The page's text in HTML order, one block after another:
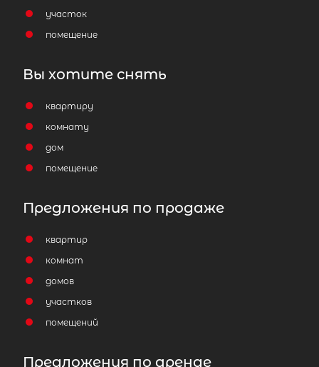
участок
помещение
Вы хотите снять
квартиру
комнату
дом
помещение
Предложения по продаже
квартир
комнат
домов
участков
помещений
Предложения по аренде